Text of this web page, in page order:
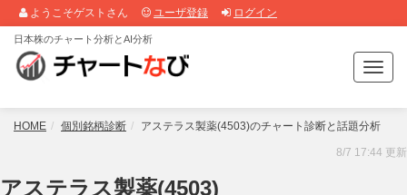
ようこそゲストさん ユーザ登録 ログイン
T
o
g
g
e
日本株のチャート分析とAI分析
HOME 個別銘柄診断 アステラス製薬(4503)のチャート診断と話題分析
8/7 17:44 更新
アステラス製薬(4503)